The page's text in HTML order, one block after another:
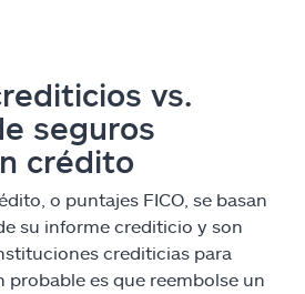
vs.
seguros
crédito
o puntajes FICO, se basan
su informe crediticio y son
crediticias para
probable es que reembolse un